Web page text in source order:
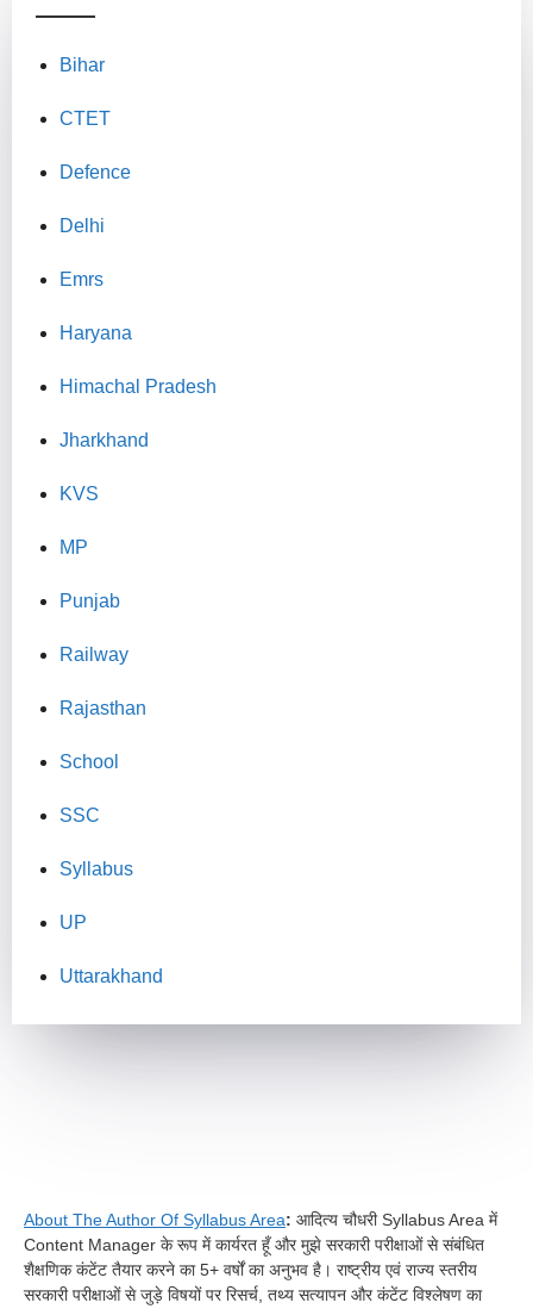
Bihar
CTET
Defence
Delhi
Emrs
Haryana
Himachal Pradesh
Jharkhand
KVS
MP
Punjab
Railway
Rajasthan
School
SSC
Syllabus
UP
Uttarakhand
About The Author Of Syllabus Area: आदित्य चौधरी Syllabus Area में
Content Manager के रूप में कार्यरत हूँ और मुझे सरकारी परीक्षाओं से संबंधित
शैक्षणिक कंटेंट तैयार करने का 5+ वर्षों का अनुभव है। राष्ट्रीय एवं राज्य स्तरीय
सरकारी परीक्षाओं से जुड़े विषयों पर रिसर्च, तथ्य सत्यापन और कंटेंट विश्लेषण का